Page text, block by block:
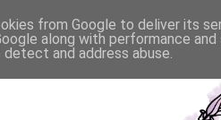
from Google to deliver its
along with performance
and address abuse.